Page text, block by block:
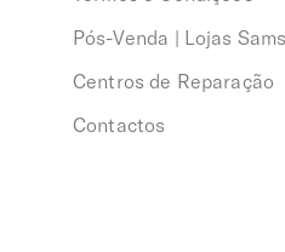
Pós-Venda | Lojas
Centros de Reparação
Contactos